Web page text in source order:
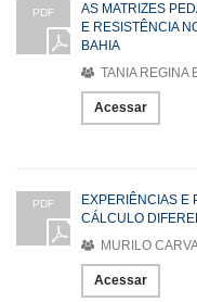
PDF
AS MATRIZES
E RESISTÊNCIA
BAHIA
TANIA REGINA
Acessar
PDF
EXPERIÊNCIAS E
CÁLCULO
MURILO
Acessar